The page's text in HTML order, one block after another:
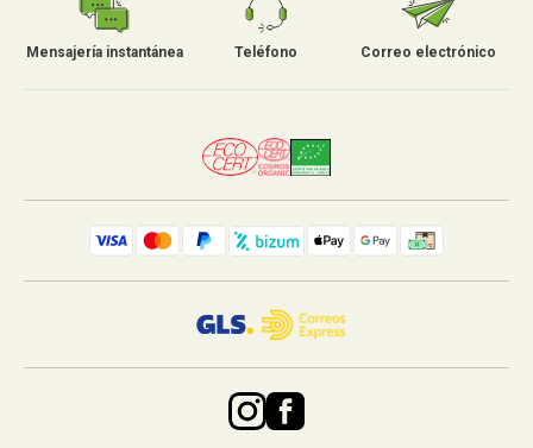
Mensajería instantánea Teléfono Correo electrónico